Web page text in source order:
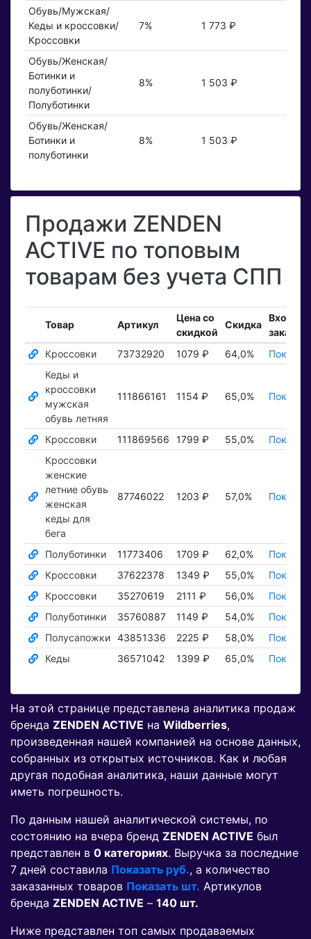
Обувь/Мужская/
Кеды и кроссовки/
Кроссовки
7% 1 773 ₽
Обувь/Женская/
Ботинки и
полуботинки/
Полуботинки
8% 1 503 ₽
Обувь/Женская/
Ботинки и
полуботинки
8% 1 503 ₽
Продажи ZENDEN
ACTIVE по топовым
товарам без учета СПП
Товар Артикул
Цена со
скидкой
Скидка
заказы
Кроссовки
73732920 1079 ₽ 64,0%
Кеды и
кроссовки
мужская
обувь летняя
111866161 1154 ₽ 65,0%
Кроссовки 111869566 1799 ₽ 55,0%
Кроссовки
женские
летние обувь
женская
кеды для
бега
87746022 1203 ₽ 57,0%
Полуботинки 11773406 1709 ₽ 62,0%
Кроссовки
37622378 1349 ₽ 55,0%
Кроссовки
35270619 2111 ₽ 56,0%
Полуботинки
35760887 1149 ₽ 54,0%
Полусапожки
43851336 2225 ₽ 58,0%
Кеды
36571042 1399 ₽ 65,0%
На этой странице представлена аналитика продаж
бренда ZENDEN ACTIVE на Wildberries,
произведенная нашей компанией на основе данных,
собранных из открытых источников. Как и любая
другая подобная аналитика, наши данные могут
иметь погрешность.
По данным нашей аналитической системы, по
состоянию на вчера бренд ZENDEN ACTIVE был
представлен в 0 категориях. Выручка за последние
7 дней составила Показать руб., а количество
заказанных товаров Показать шт. Артикулов
бренда ZENDEN ACTIVE – 140 шт.
Ниже представлен топ самых продаваемых